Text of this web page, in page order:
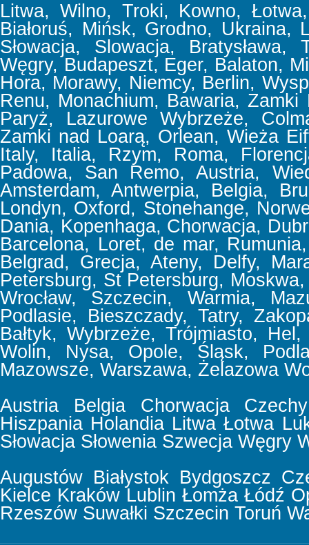
Litwa, Wilno, Troki, Kowno,
Białoruś, Mińsk, Grodno, Ukraina,
Słowacja, Slowacja, Bratysława,
Węgry, Budapeszt, Eger, Balaton,
Hora, Morawy, Niemcy, Berlin,
Renu, Monachium, Bawaria,
Paryż, Lazurowe Wybrzeże,
Zamki nad Loarą, Orlean, Wieża
Italy, Italia, Rzym, Roma,
Padowa, San Remo, Austria,
Amsterdam, Antwerpia, Belgia,
Londyn, Oxford, Stonehange,
Dania, Kopenhaga, Chorwacja,
Barcelona, Loret, de mar,
Belgrad, Grecja, Ateny, Delfy,
Petersburg, St Petersburg,
Wrocław, Szczecin, Warmia,
Podlasie, Bieszczady, Tatry,
Bałtyk, Wybrzeże, Trójmiasto,
Wolin, Nysa, Opole, Śląsk,
Mazowsze, Warszawa, Żelazowa
Austria
Belgia Chorwacja
Czechy
Hiszpania Holandia Litwa Łotwa
Słowacja Słowenia Szwecja Węgry
Augustów Białystok Bydgoszcz
Kielce Kraków Lublin Łomża Łódź
Rzeszów Suwałki Szczecin Toruń